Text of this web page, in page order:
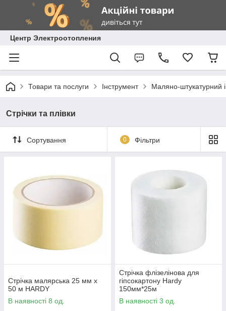
Центр Электроотопления
Товари та послуги Інструмент Маляно-штукатурний
Стрічки та плівки
Сортування 0 Фільтри
Стрічка малярська 25 мм х
50 м HARDY
В наявності 8 од.
Стрічка флізелінова для
гіпсокартону Hardy
150мм*25м
В наявності 3 од.